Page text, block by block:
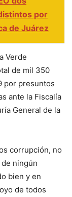
por
de Juárez
Verde
de mil 350
por presuntos
ante la Fiscalía
General de la
corrupción, no
ningún
bien y en
de todos